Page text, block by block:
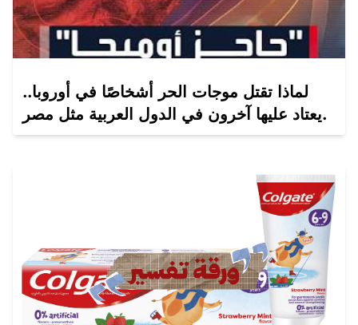
لماذا تقتل موجات الحر أشخاصًا في أوروبا..
يعتاد عليها آخرون في الدول العربية مثل مصر.